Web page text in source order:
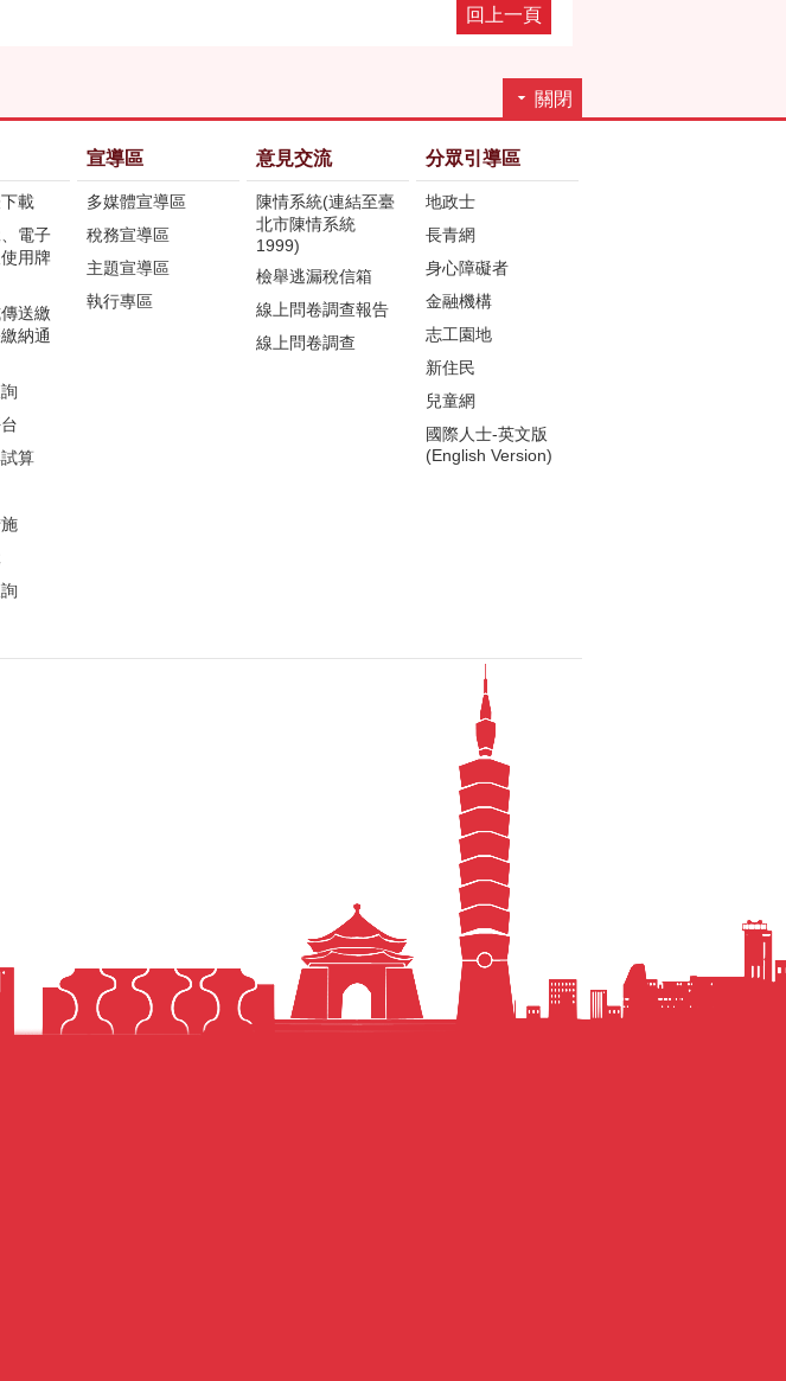
回上一頁
關閉
載
電子
用牌
送繳
納通
算
宣導區
多媒體宣導區
稅務宣導區
主題宣導區
執行專區
意見交流
陳情系統(連結至臺
北市陳情系統
1999)
檢舉逃漏稅信箱
線上問卷調查報告
線上問卷調查
分眾引導區
地政士
長青網
身心障礙者
金融機構
志工園地
新住民
兒童網
國際人士-英文版
(English Version)